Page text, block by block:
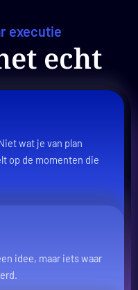
executie
echt
wat je van plan
op de momenten die
idee, maar iets waar